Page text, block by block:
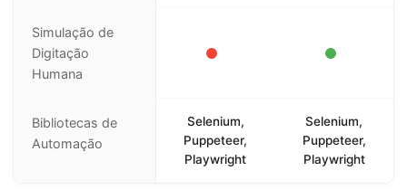
Simulação de
Digitação
Humana
Bibliotecas de
Automação
Selenium,
Puppeteer,
Playwright
Selenium,
Puppeteer,
Playwright